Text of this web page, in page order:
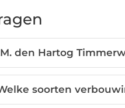
den Hartog
soorten